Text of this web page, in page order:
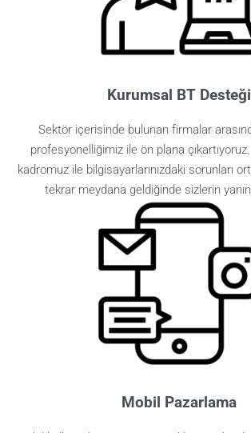
Kurumsal BT Desteği
Sektör içerisinde bulunan firmalar
profesyonelliğimiz ile ön plana
kadromuz ile bilgisayarlarınızdaki sorunları
tekrar meydana geldiğinde sizlerin
Mobil Pazarlama